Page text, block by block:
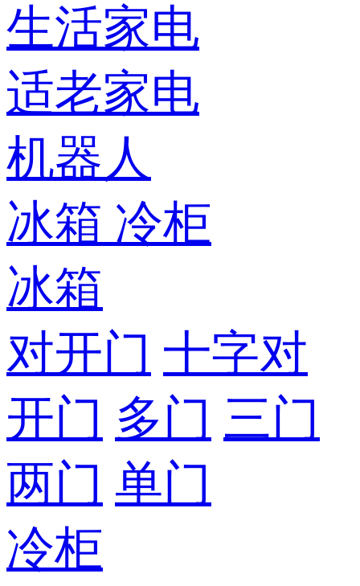
生活家电
适老家电
机器人
冰箱 冷柜
冰箱
对开门 十字对
开门 多门 三门
两门 单门
冷柜